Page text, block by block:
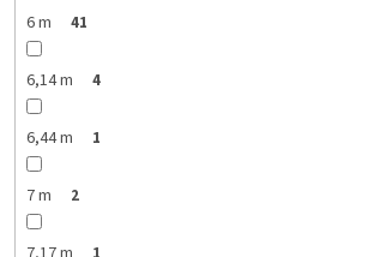
6 m 41
6,14 m 4
6,44 m 1
7 m 2